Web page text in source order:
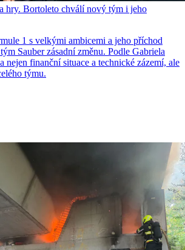
hry. Bortoleto chválí nový tým i jeho
1 s velkými ambicemi a jeho příchod
Sauber zásadní změnu. Podle Gabriela
nejen finanční situace a technické zázemí, ale
týmu.